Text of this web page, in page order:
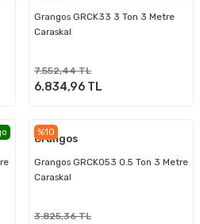
Grangos GRCK33 3 Ton 3 Metre
Caraskal
7.552,44 TL
6.834,96 TL
%10
Grangos
Grangos GRCK053 0.5 Ton 3 Metre
Caraskal
3.825,36 TL